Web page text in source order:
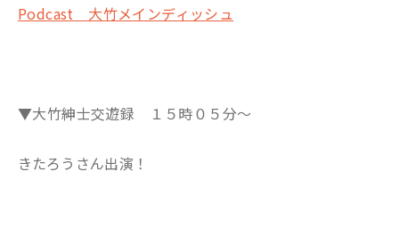
Podcast 大竹メインディッシュ
▼大竹紳士交遊録 １５時０５分～
きたろうさん出演！